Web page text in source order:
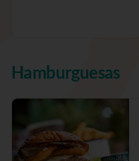
Hamburguesas